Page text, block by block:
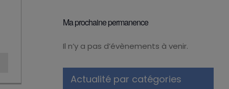
Ma prochaine permanence
Notice
Il n’y a pas d’évènements à venir.
Actualité par catégories